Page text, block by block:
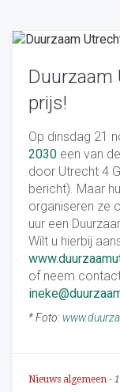
Duurzaam
prijs!
Op dinsdag 21
2030 een van
door Utrecht 4
bericht). Maar
organiseren ze
uur een
Wilt u hierbij
of neem
* Foto:
Nieuws algemeen -